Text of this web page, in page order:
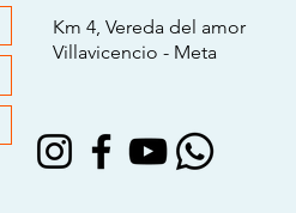
Km 4, Vereda del amor
Villavicencio - Meta